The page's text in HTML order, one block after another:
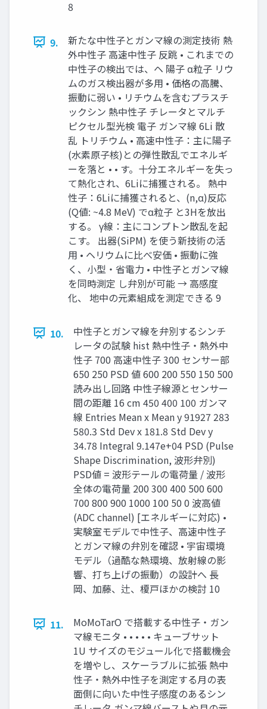
8
9.
新たな中性子とガンマ線の測定技術 熱
外中性子 高速中性子 反跳 • これまでの
中性子の検出では、ヘ 陽子 α粒子 リウ
ムのガス検出器が多用 • 価格の高騰、
振動に弱い • リチウムを含むプラスチ
ックシン 熱中性子 チレータとマルチ
ピクセル型光検 電子 ガンマ線 6Li 散
乱 トリチウム • 高速中性子：主に陽子
(水素原子核)との弾性散乱でエネルギ
ーを落と • • す。十分エネルギーを失っ
て熱化され、6Liに捕獲される。 熱中
性子：6Liに捕獲されると、(n,α)反応
(Q値: ~4.8 MeV) でα粒子 と3Hを放出
する。 γ線：主にコンプトン散乱を起
こす。 出器(SiPM) を使う新技術の活
用 • ヘリウムに比べ安価 • 振動に強
く、小型・省電力 • 中性子とガンマ線
を同時測定 し弁別が可能 → 高感度
化、 地中の元素組成を測定できる 9
10.
中性子とガンマ線を弁別するシンチ
レータの試験 hist 熱中性子・熱外中
性子 700 高速中性子 300 センサー部
650 250 PSD 値 600 200 550 150 500
読み出し回路 中性子線源とセンサー
間の距離 16 cm 450 400 100 ガンマ
線 Entries Mean x Mean y 91927 283
580.3 Std Dev x 181.8 Std Dev y
34.78 Integral 9.147e+04 PSD (Pulse
Shape Discrimination, 波形弁別)
PSD値 = 波形テールの電荷量 / 波形
全体の電荷量 200 300 400 500 600
700 800 900 1000 100 50 0 波高値
(ADC channel) [エネルギーに対応) •
実験室モデルで中性子、高速中性子
とガンマ線の弁別を確認 • 宇宙環境
モデル（過酷な熱環境、放射線の影
響、打ち上げの振動）の設計へ 長
岡、加藤、辻、榎戸ほかの検討 10
11.
MoMoTarO で搭載する中性子・ガン
マ線モニタ • • • • • キューブサット
1U サイズのモジュール化で搭載機会
を増やし、スケーラブルに拡張 熱中
性子・熱外中性子を測定する月の表
面側に向いた中性子感度のあるシン